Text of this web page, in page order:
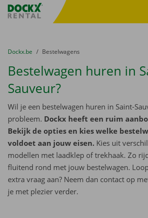
Fratello DEMO
U bevindt zich hier:
van
Dockx.be naar
Bestelwagens
Bestelwagen huren in
Sauveur?
Wil je een bestelwagen huren in Saint-
probleem. Dockx heeft een ruim
Bekijk de opties en kies welke
voldoet aan jouw eisen. Kies uit
modellen met laadklep of trekhaak. Zo
fluitend rond met jouw bestelwagen.
extra vraag aan? Neem dan contact op
je met plezier verder.